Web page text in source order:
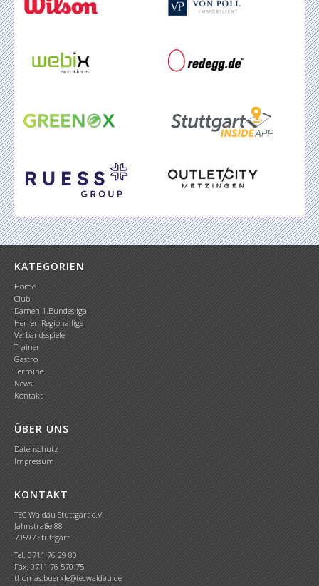
KATEGORIEN
Home
Club
Damen 1.Bundesliga
Herren Regionalliga
Verbandsspiele
Trainer
Gastro
Termine
News
Kontakt
ÜBER UNS
Datenschutz
Impressum
KONTAKT
TEC Waldau Stuttgart e.V.
Jahnstraße 88
70597 Stuttgart
Tel. 0711 76 29 80
Fax. 0711 76 570 75
thomas.buerkle@tecwaldau.de